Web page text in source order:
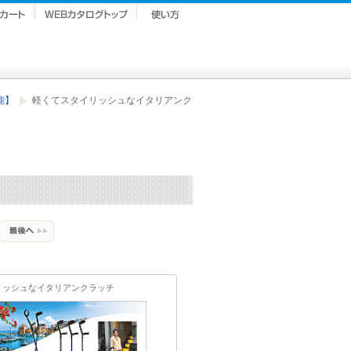
軽くてスタイリッシュなイタリアンク
シュなイタリアンクラッチ